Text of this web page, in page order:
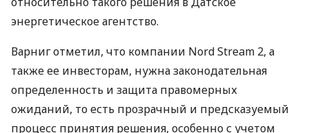
энергетическое агентство.
Варниг отметил, что компании Nord Stream 2, а
также ее инвесторам, нужна законодательная
определенность и защита правомерных
ожиданий, то есть прозрачный и предсказуемый
процесс принятия решения, особенно с учетом